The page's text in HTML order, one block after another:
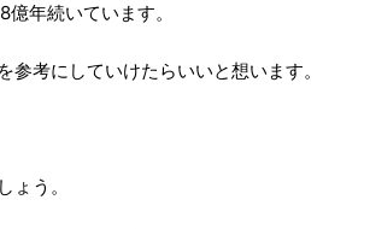
年続いています。
考にしていけたらいいと想います。
う。